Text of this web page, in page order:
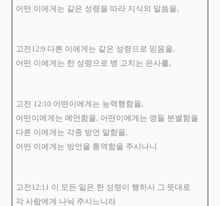
어떤 이에게는 같은 성령을 따라 지식의 말씀을,
고전 12:9 다른 이에게는 같은 성령으로 믿음을,
어떤 이에게는 한 성령으로 병 고치는 은사를,
고전 12:10 어떤이에게는 능력행함을,
어떤이에게는 예언함을, 어떤이에게는 영들 분별함을
다른 이에게는 각종 방언 말함을,
어떤 이에게는 방언을 통역함을 주시나니
고전 12:11 이 모든 일은 한 성령이 행하사 그 뜻대로
각 사람에게 나눠 주시느니라